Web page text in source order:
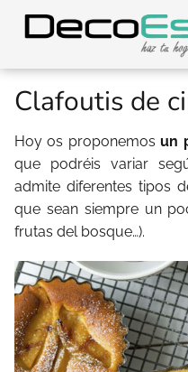
Clafoutis de
Hoy os proponemosun
que podréis variar
admite diferentes tipos
que sean siempre un
frutas del bosque…).